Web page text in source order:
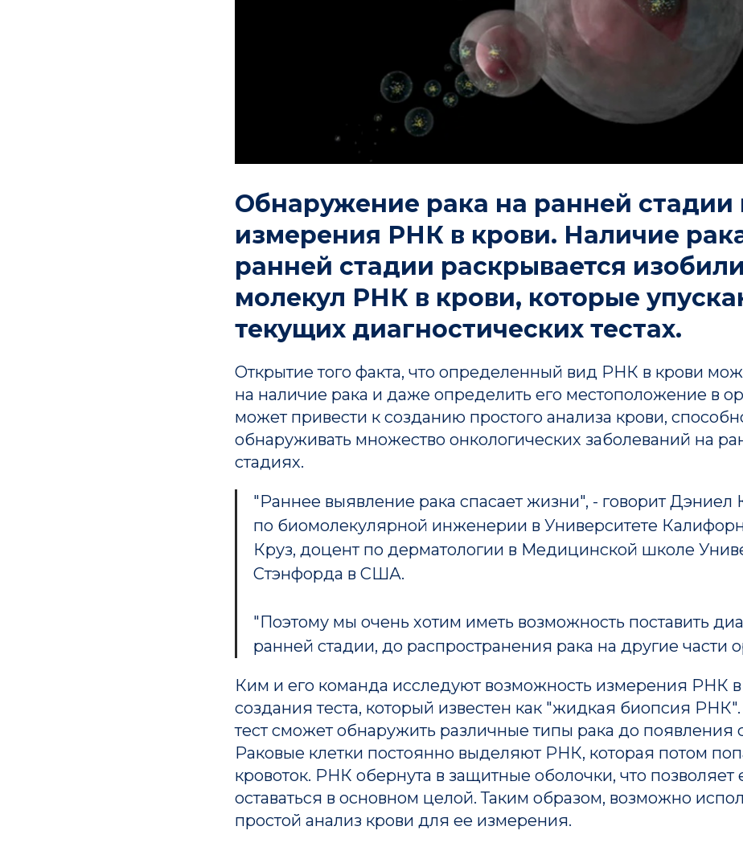
Обнаружение рака на ранней стадии
измерения РНК в крови. Наличие
ранней стадии раскрывается
молекул РНК в крови, которые
текущих диагностических тестах.
Открытие того факта, что определенный вид РНК в крови
на наличие рака и даже определить его местоположение в
может привести к созданию простого анализа крови,
обнаруживать множество онкологических заболеваний на
стадиях.
"Раннее выявление рака спасает жизни", - говорит Дэниел
по биомолекулярной инженерии в Университете
Круз, доцент по дерматологии в Медицинской школе
Стэнфорда в США.
"Поэтому мы очень хотим иметь возможность поставить
ранней стадии, до распространения рака на другие части
Ким и его команда исследуют возможность измерения РНК
создания теста, который известен как "жидкая биопсия
тест сможет обнаружить различные типы рака до появления
Раковые клетки постоянно выделяют РНК, которая потом
кровоток. РНК обернута в защитные оболочки, что позволяет
оставаться в основном целой. Таким образом, возможно
простой анализ крови для ее измерения.